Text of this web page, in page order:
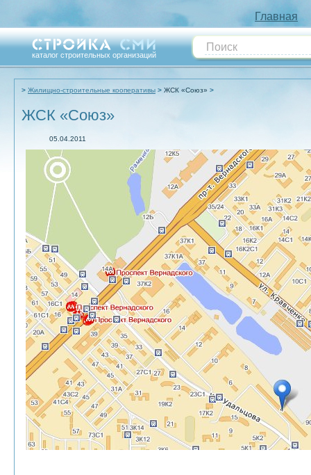
Главная
каталог строительных организаций
Жилищно-строительные кооперативы ЖСК «Союз»
ЖСК «Союз»
05.04.2011